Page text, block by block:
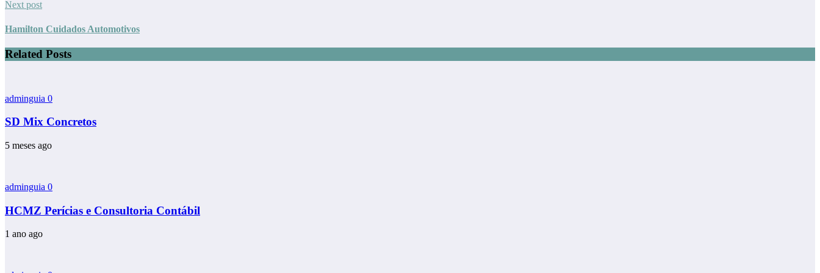
Next post
Hamilton Cuidados Automotivos
Related Posts
adminguia 0
SD Mix Concretos
5 meses ago
adminguia 0
HCMZ Perícias e Consultoria Contábil
1 ano ago